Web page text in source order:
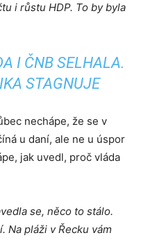
i růstu HDP. To by byla
I ČNB SELHALA.
STAGNUJE
nechápe, že se v
u daní, ale ne u úspor
jak uvedl, proč vláda
se, něco to stálo.
Na pláži v Řecku vám